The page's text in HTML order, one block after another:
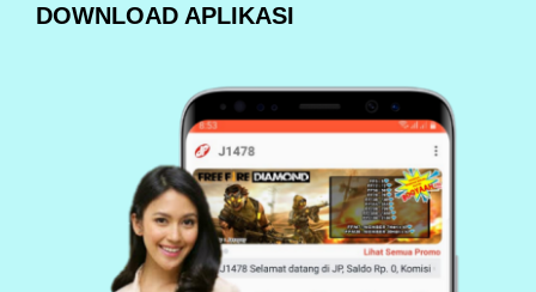
BANK DEPOSIT